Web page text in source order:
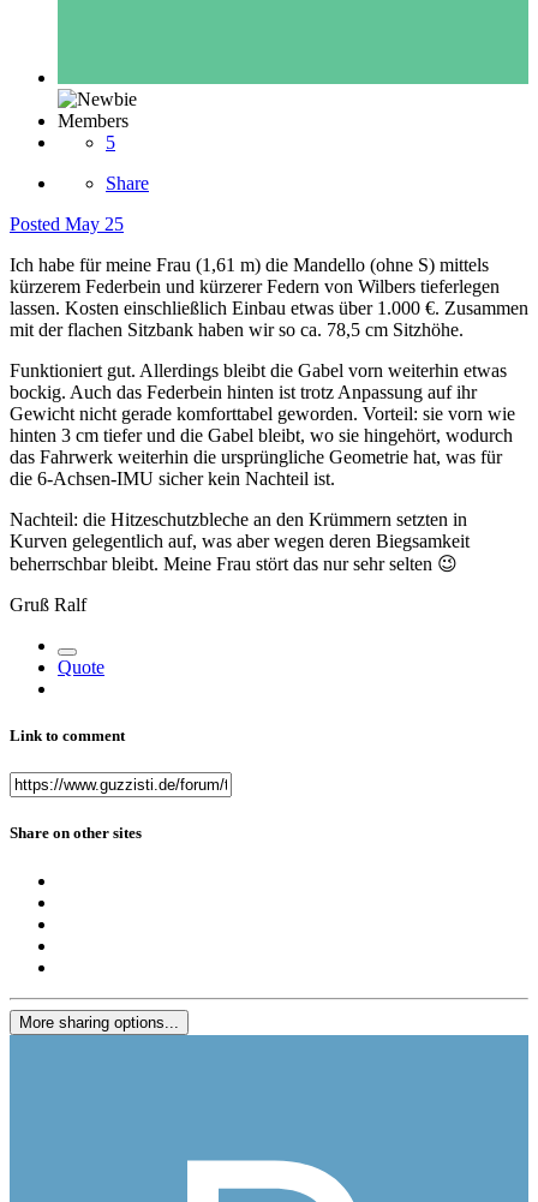
Members
5
Share
Posted May 25
Ich habe für meine Frau (1,61 m) die Mandello (ohne S) mittels
kürzerem Federbein und kürzerer Federn von Wilbers tieferlegen
lassen. Kosten einschließlich Einbau etwas über 1.000 €. Zusammen
mit der flachen Sitzbank haben wir so ca. 78,5 cm Sitzhöhe.
Funktioniert gut. Allerdings bleibt die Gabel vorn weiterhin etwas
bockig. Auch das Federbein hinten ist trotz Anpassung auf ihr
Gewicht nicht gerade komforttabel geworden. Vorteil: sie vorn wie
hinten 3 cm tiefer und die Gabel bleibt, wo sie hingehört, wodurch
das Fahrwerk weiterhin die ursprüngliche Geometrie hat, was für
die 6-Achsen-IMU sicher kein Nachteil ist.
Nachteil: die Hitzeschutzbleche an den Krümmern setzten in
Kurven gelegentlich auf, was aber wegen deren Biegsamkeit
beherrschbar bleibt. Meine Frau stört das nur sehr selten 😉
Gruß Ralf
Quote
Link to comment
Share on other sites
More sharing options...